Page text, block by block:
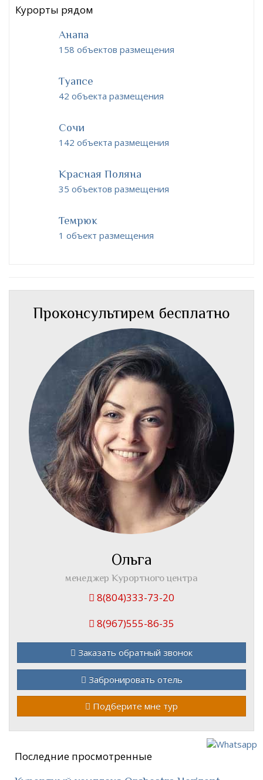
Курорты рядом
Анапа
158 объектов размещения
Туапсе
42 объекта размещения
Сочи
142 объекта размещения
Красная Поляна
35 объектов размещения
Темрюк
1 объект размещения
Проконсультирем бесплатно
Ольга
менеджер Курортного центра
8(804)333-73-20
8(967)555-86-35
Заказать обратный звонок
Забронировать отель
Подберите мне тур
Последние просмотренные